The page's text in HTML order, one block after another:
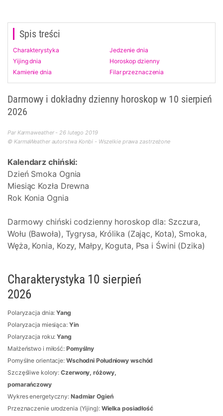
Spis treści
Charakterystyka
Jedzenie dnia
Yijing dnia
Horoskop dzienny
Kamienie dnia
Filar przeznaczenia
Darmowy i dokładny dzienny horoskop w 10 sierpień
2026
Par Karmaweather - 26 lutego 2019
© KarmaWeather autorstwa Konbi - Wszelkie prawa zastrzeżone
Kalendarz chiński:
Dzień Smoka Ognia
Miesiąc Kozła Drewna
Rok Konia Ognia
Darmowy chiński codzienny horoskop dla: Szczura,
Wołu (Bawoła), Tygrysa, Królika (Zając, Kota), Smoka,
Węża, Konia, Kozy, Małpy, Koguta, Psa i Świni (Dzika)
Charakterystyka 10 sierpień
2026
Polaryzacja dnia:Yang
Polaryzacja miesiąca: Yin
Polaryzacja roku:Yang
Małżeństwo i miłość: Pomyślny
Pomyślne orientacje: Wschodni Południowy wschód
Szczęśliwe kolory:Czerwony, różowy,
pomarańczowy
Wykres energetyczny: Nadmiar Ogień
Przeznaczenie urodzenia (Yijing): Wielka posiadłość